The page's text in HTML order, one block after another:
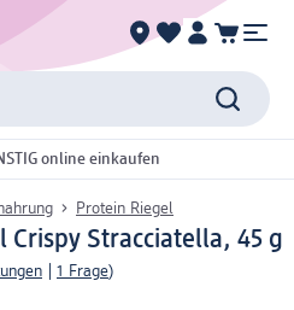
online einkaufen
Protein Riegel
Crispy Stracciatella, 45 g
1 Frage)